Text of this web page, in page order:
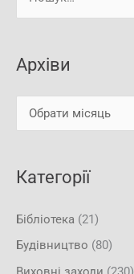
а
т
Архіви
Категорії
Бібліотека (21)
Будівництво (80)